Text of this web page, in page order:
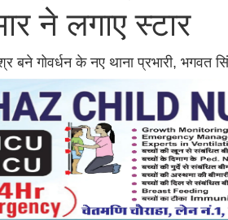
ने लगाए स्टार
गोवर्धन के नए थाना प्रभारी, भगवत